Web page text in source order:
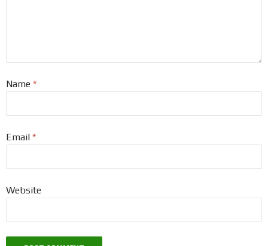
Name *
Email *
Website